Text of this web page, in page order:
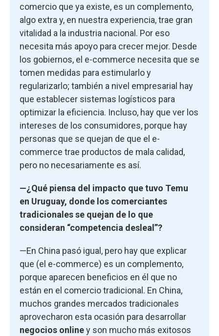
comercio que ya existe, es un complemento,
algo extra y, en nuestra experiencia, trae gran
vitalidad a la industria nacional. Por eso
necesita más apoyo para crecer mejor. Desde
los gobiernos, el e-commerce necesita que se
tomen medidas para estimularlo y
regularizarlo; también a nivel empresarial hay
que establecer sistemas logísticos para
optimizar la eficiencia. Incluso, hay que ver los
intereses de los consumidores, porque hay
personas que se quejan de que el e-
commerce trae productos de mala calidad,
pero no necesariamente es así.
—¿Qué piensa del impacto que tuvo Temu
en Uruguay, donde los comerciantes
tradicionales se quejan de lo que
consideran “competencia desleal”?
—En China pasó igual, pero hay que explicar
que (el e-commerce) es un complemento,
porque aparecen beneficios en él que no
están en el comercio tradicional. En China,
muchos grandes mercados tradicionales
aprovecharon esta ocasión para desarrollar
negocios onliney son mucho más exitosos